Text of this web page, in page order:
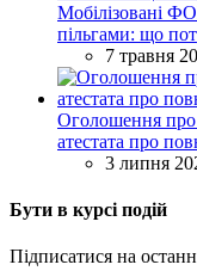
Мобілізовані
пільгами: що
7 травня
Оголошення про
атестата про
3 липня
Бути в курсі подій
Підписатися на